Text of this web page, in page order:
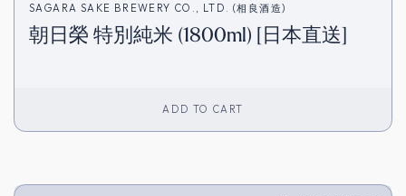
SAGARA SAKE BREWERY CO., LTD. (相良酒造)
朝日榮 特別純米 (1800ml) [日本直送]
ADD TO CART